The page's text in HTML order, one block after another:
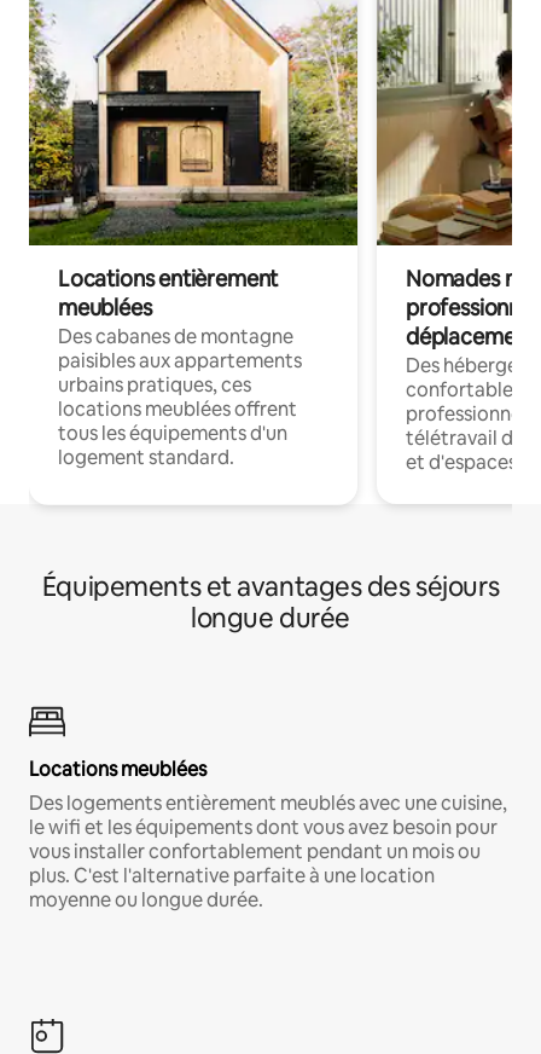
Locations entièrement
meublées
Des cabanes de montagne
paisibles aux appartements
urbains pratiques, ces
locations meublées offrent
tous les équipements d'un
logement standard.
Nomades
déplacement
Des
confortables
professionnels
télétravail
et d'espaces
Équipements et avantages des séjours
longue durée
Locations meublées
Des logements entièrement meublés avec une cuisine,
le wifi et les équipements dont vous avez besoin pour
vous installer confortablement pendant un mois ou
plus. C'est l'alternative parfaite à une location
moyenne ou longue durée.